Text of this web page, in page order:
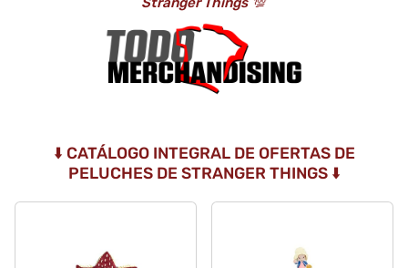
⬇️ CATÁLOGO INTEGRAL DE OFERTAS DE
PELUCHES DE STRANGER THINGS ⬇️